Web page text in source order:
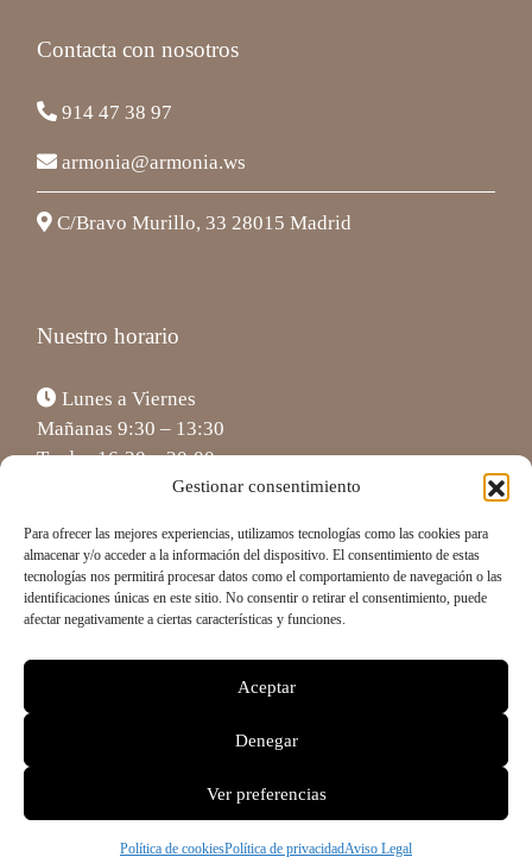
Gestionar consentimiento
Para ofrecer las mejores experiencias, utilizamos tecnologías como las cookies para
almacenar y/o acceder a la información del dispositivo. El consentimiento de estas
tecnologías nos permitirá procesar datos como el comportamiento de navegación o las
identificaciones únicas en este sitio. No consentir o retirar el consentimiento, puede
afectar negativamente a ciertas características y funciones.
Aceptar
Denegar
Ver preferencias
Política de cookiesPolítica de privacidadAviso Legal
Contacta con nosotros
914 47 38 97
armonia@armonia.ws
C/Bravo Murillo, 33 28015 Madrid
Nuestro horario
Lunes a Viernes
Mañanas 9:30 – 13:30
Tardes 16:30 – 20:00
Sábado (Cita previa) 10:00 – 13:30
Política de Cookies